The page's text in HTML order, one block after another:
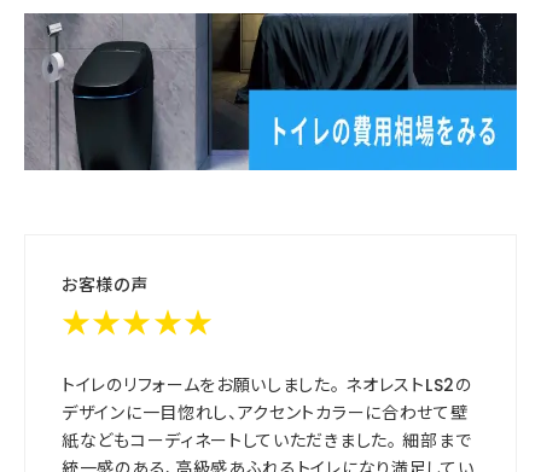
お客様の声
★★★★★
トイレのリフォームをお願いしました。 ネオレストLS2の
デザインに一目惚れし、アクセントカラーに合わせて壁
紙などもコーディネートしていただきました。 細部まで